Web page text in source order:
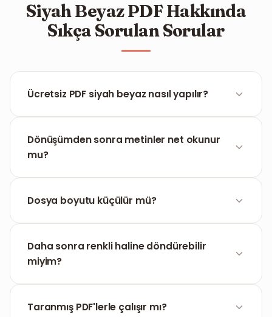
Siyah Beyaz PDF Hakkında
Sıkça Sorulan Sorular
Ücretsiz PDF siyah beyaz nasıl yapılır?
tarayıcıda doğrudan indirin. Kayıt gerektirmeyen
ücretsiz bir araçtır.
Dönüşümden sonra metinler net okunur
mu?
tonlama, içeriğin okunabilirliğini sağlamak için
Dosya boyutu küçülür mü?
azaltır, böylece e-posta ile gönderim kolaylaşır.
Daha sonra renkli haline döndürebilir
miyim?
belgenin bir kopyasını her zaman saklamanızı
Taranmış PDF'lerle çalışır mı?